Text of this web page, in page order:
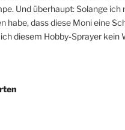
Und überhaupt: Solange ich
habe, dass diese Moni eine
diesem Hobby-Sprayer kein